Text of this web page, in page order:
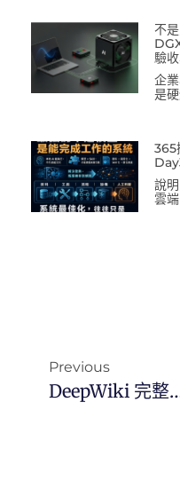
不
驗
企
是
365
說
雲
Previous
DeepWiki 完整教學指南：用 AI 深度